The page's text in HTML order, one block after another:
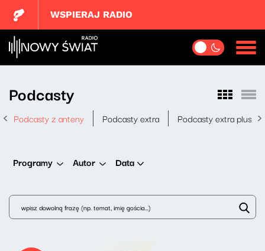
WSPIERAJ RADIO
Podcasty
Podcasty z anteny Podcasty extra Podcasty extra plus
Programy Autor Data